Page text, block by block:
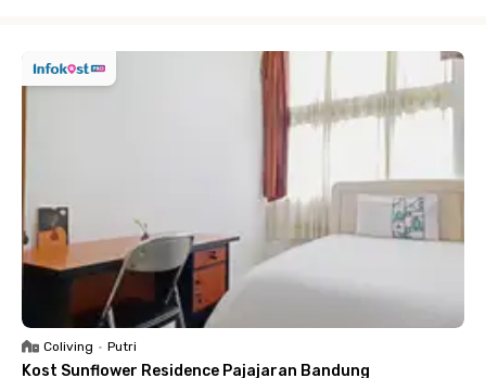
Coliving • Putri
Kost Sunflower Residence Pajajaran Bandung